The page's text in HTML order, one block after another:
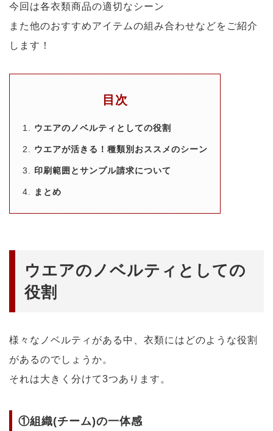
今回は各衣類商品の適切なシーン
また他のおすすめアイテムの組み合わせなどをご紹介
します！
目次
ウエアのノベルティとしての役割
ウエアが活きる！種類別おススメのシーン
印刷範囲とサンプル請求について
まとめ
ウエアのノベルティとしての
役割
様々なノベルティがある中、衣類にはどのような役割
があるのでしょうか。
それは大きく分けて3つあります。
①組織(チーム)の一体感